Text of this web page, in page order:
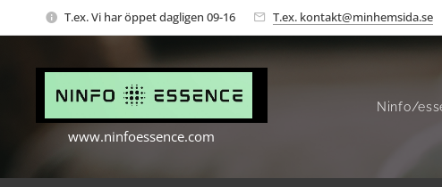
T.ex. Vi har öppet dagligen 09-16 T.ex. kontakt@minhemsida.se
www.ninfoessence.com
Ninfo/